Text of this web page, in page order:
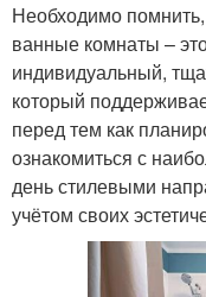
Необходимо
ванные комнаты –
индивидуальный,
который
перед тем как
ознакомиться с
день стилевыми
учётом своих